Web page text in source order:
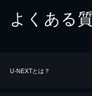
よくある
U-NEXTとは？